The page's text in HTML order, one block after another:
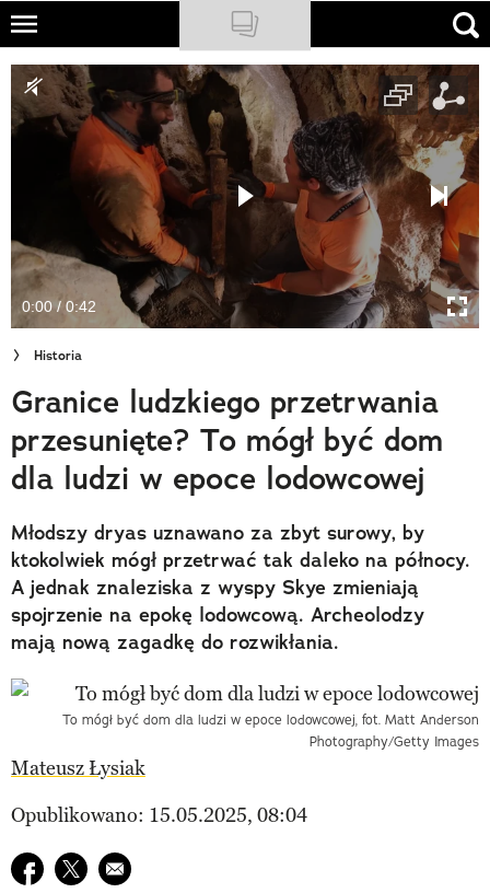
Skip
main
content
NATIONAL GEOGRAPHIC
TRAVELER
PODCASTY
Newsletter
Cuda Polski
Wielki Konkurs Fotograficzny
Trendbook Podróżniczy
Polecane
0:00 / 0:42
Historia
Granice ludzkiego przetrwania
przesunięte? To mógł być dom
dla ludzi w epoce lodowcowej
Młodszy dryas uznawano za zbyt surowy, by
ktokolwiek mógł przetrwać tak daleko na północy.
A jednak znaleziska z wyspy Skye zmieniają
spojrzenie na epokę lodowcową. Archeolodzy
mają nową zagadkę do rozwikłania.
To mógł być dom dla ludzi w epoce lodowcowej, fot. Matt Anderson
Photography/Getty Images
Mateusz Łysiak
Opublikowano: 15.05.2025, 08:04
Udostępnij na facebook
Udostępnij na twitter
E-mail do przyjaciela